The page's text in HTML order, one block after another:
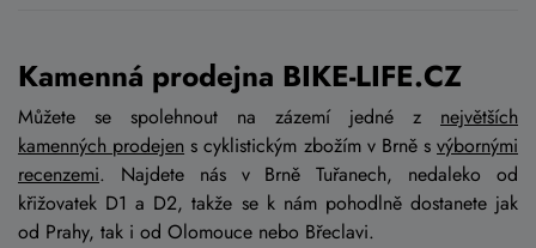
Kamenná prodejna BIKE-LIFE.CZ
Můžete se spolehnout na zázemí jedné z největších
kamenných prodejen s cyklistickým zbožím v Brně s výbornými
recenzemi. Najdete nás v Brně Tuřanech, nedaleko od
křižovatek D1 a D2, takže se k nám pohodlně dostanete jak
od Prahy, tak i od Olomouce nebo Břeclavi.